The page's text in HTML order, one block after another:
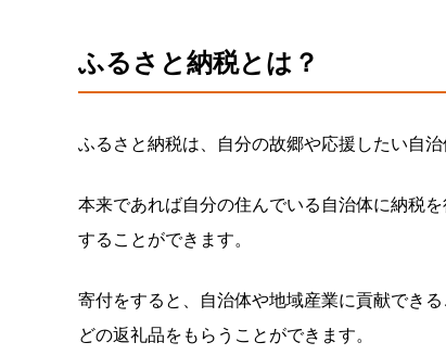
ふるさと納税とは？
ふるさと納税は、自分の故郷や応援したい自
本来であれば自分の住んでいる自治体に納税
することができます。
寄付をすると、自治体や地域産業に貢献でき
どの返礼品をもらうことができます。